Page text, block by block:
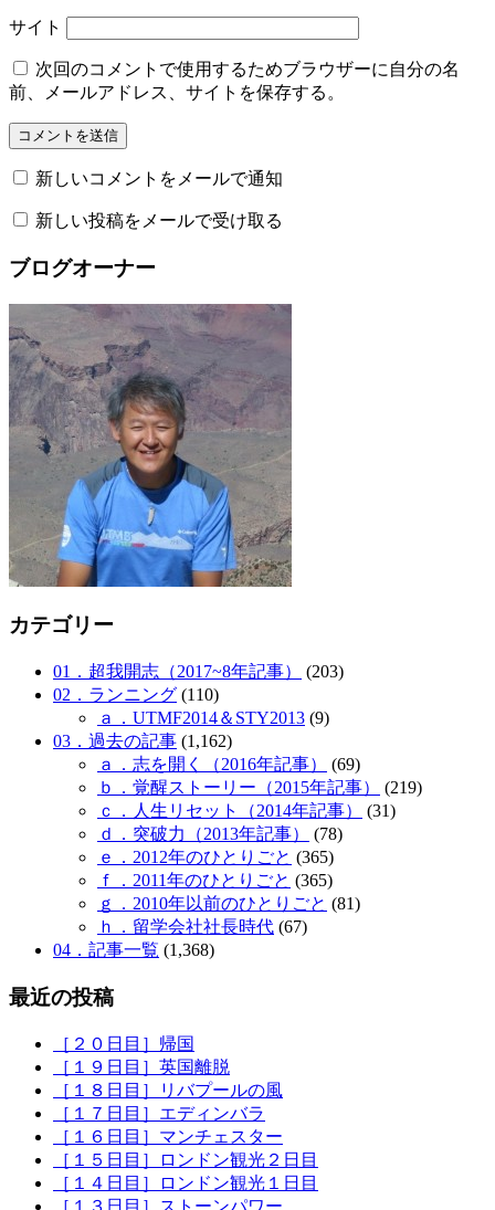
サイト
次回のコメントで使用するためブラウザーに自分の名
前、メールアドレス、サイトを保存する。
新しいコメントをメールで通知
新しい投稿をメールで受け取る
ブログオーナー
カテゴリー
01．超我開志（2017~8年記事）
(203)
02．ランニング (110)
ａ．UTMF2014＆STY2013 (9)
03．過去の記事 (1,162)
ａ．志を開く（2016年記事）
(69)
ｂ．覚醒ストーリー（2015年記事）
(219)
ｃ．人生リセット（2014年記事）
(31)
ｄ．突破力（2013年記事）
(78)
ｅ．2012年のひとりごと (365)
ｆ．2011年のひとりごと (365)
ｇ．2010年以前のひとりごと (81)
ｈ．留学会社社長時代 (67)
04．記事一覧 (1,368)
最近の投稿
［２０日目］帰国
［１９日目］英国離脱
［１８日目］リバプールの風
［１７日目］エディンバラ
［１６日目］マンチェスター
［１５日目］ロンドン観光２日目
［１４日目］ロンドン観光１日目
［１３日目］ストーンパワー